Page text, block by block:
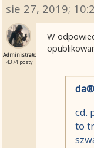
sie 27, 2019;
Administrator
4374 posty
W
cd.
to